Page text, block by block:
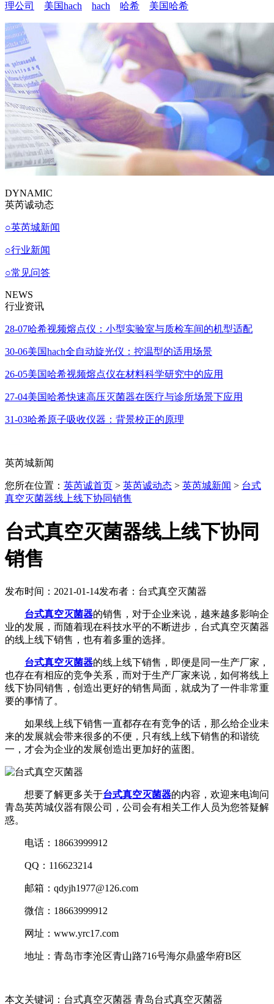
理公司
美国hach hach 哈希 美国哈希
DYNAMIC
英芮诚动态
○英芮城新闻
○行业新闻
○常见问答
NEWS
行业资讯
28-07哈希视频熔点仪：小型实验室与质检车间的机型适配
30-06美国hach全自动旋光仪：控温型的适用场景
26-05美国哈希视频熔点仪在材料科学研究中的应用
27-04美国哈希快速高压灭菌器在医疗与诊所场景下应用
31-03哈希原子吸收仪器：背景校正的原理
英芮城新闻
您所在位置： 英芮诚首页 > 英芮诚动态 > 英芮城新闻 > 台式
真空灭菌器线上线下协同销售
台式真空灭菌器线上线下协同
销售
发布时间：2021-01-14发布者：台式真空灭菌器
台式真空灭菌器的销售，对于企业来说，越来越多影响企
业的发展，而随着现在科技水平的不断进步，台式真空灭菌器
的线上线下销售，也有着多重的选择。
台式真空灭菌器的线上线下销售，即便是同一生产厂家，
也存在有相应的竞争关系，而对于生产厂家来说，如何将线上
线下协同销售，创造出更好的销售局面，就成为了一件非常重
要的事情了。
如果线上线下销售一直都存在有竞争的话，那么给企业未
来的发展就会带来很多的不便，只有线上线下销售的和谐统
一，才会为企业的发展创造出更加好的蓝图。
想要了解更多关于台式真空灭菌器的内容，欢迎来电询问
青岛英芮城仪器有限公司，公司会有相关工作人员为您答疑解
惑。
电话：18663999912
QQ：116623214
邮箱：qdyjh1977@126.com
微信：18663999912
网址：www.yrc17.com
地址：青岛市李沧区青山路716号海尔鼎盛华府B区
本文关键词：台式真空灭菌器 青岛台式真空灭菌器